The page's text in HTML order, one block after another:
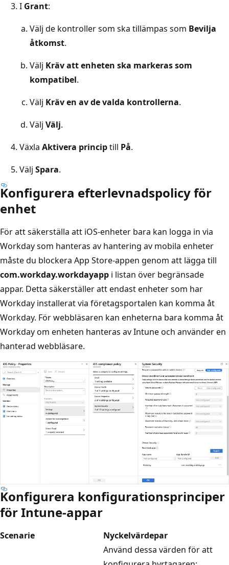
I Grant:
Välj de kontroller som ska tillämpas som Bevilja
åtkomst.
Välj Kräv att enheten ska markeras som
kompatibel.
Välj Kräv en av de valda kontrollerna.
Välj Välj.
Växla Aktivera principtill På.
Välj Spara.
Konfigurera efterlevnadspolicy för
enhet
För att säkerställa att iOS-enheter bara kan logga in via
Workday som hanteras av hantering av mobila enheter
måste du blockera App Store-appen genom att lägga till
com.workday.workdayapp i listan över begränsade
appar. Detta säkerställer att endast enheter som har
Workday installerat via företagsportalen kan komma åt
Workday. För webbläsaren kan enheterna bara komma åt
Workday om enheten hanteras av Intune och använder en
hanterad webbläsare.
Konfigurera konfigurationsprinciper
för Intune-appar
Scenarie
Nyckelvärdepar
Använd dessa värden för att